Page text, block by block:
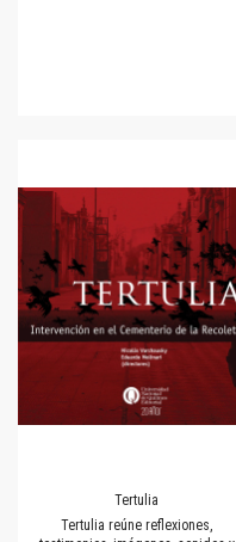
Tertulia
Tertulia reúne reflexiones,